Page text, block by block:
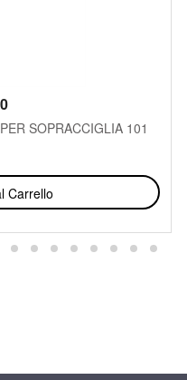
SOPRACCIGLIA 101
Carrello